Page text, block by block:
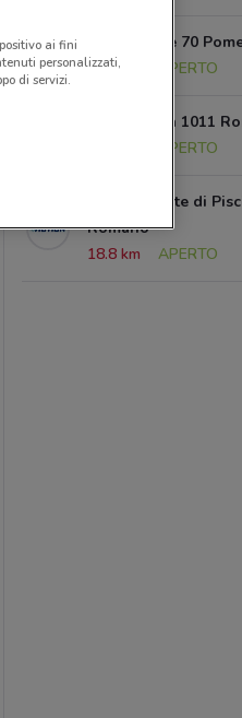
Via Varrone 70
16.2 km
APERTO
Via Casilina 1011
APERTO
Via del Ponte di
Romano
18.8 km
APERTO
ai fini
personalizzati,
di servizi.